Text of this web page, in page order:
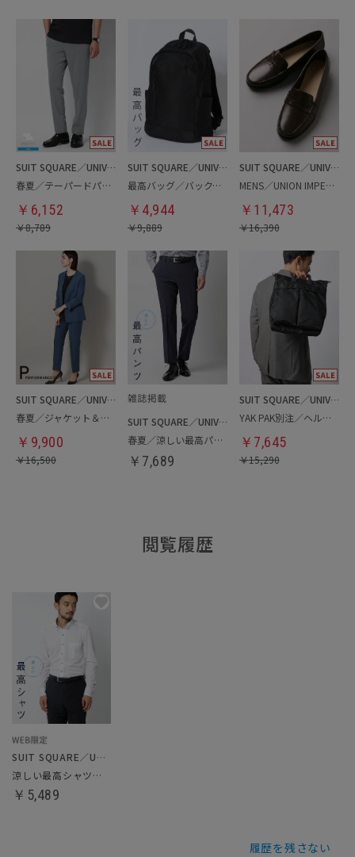
SUIT SQUARE／UNIVERSAL LANGUAGE
春夏／テーパードパンツ
￥ 6,152
￥8,789
SUIT SQUARE／UNIVERSAL LANGUAGE
最高バッグ／バックパック
￥ 4,944
￥9,889
SUIT SQUARE／UNIVERSAL LANGUAGE
MENS／UNION IMPERIAL監修／コインローファー
￥ 11,473
￥16,390
SUIT SQUARE／UNIVERSAL LANGUAGE／WHITE
春夏／ジャケット＆パンツセットアップ／洗濯ネット付き
￥ 9,900
￥16,500
SUIT SQUARE／UNIVERSAL LANGUAGE
春夏／涼しい最高パンツ
￥ 7,689
SUIT SQUARE／UNIVERSAL LANGUAGE
YAK PAK別注／ヘルメットバッグ
￥ 7,645
￥15,290
閲覧履歴
SUIT SQUARE／UNIVERSAL LANGUAGE
涼しい最高シャツ／ノンアイロンジャージードレスシャツ
￥5,489
履歴を残さない